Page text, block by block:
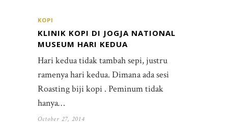
KOPI
KLINIK KOPI DI JOGJA NATIONAL
MUSEUM HARI KEDUA
Hari kedua tidak tambah sepi, justru
ramenya hari kedua. Dimana ada sesi
Roasting biji kopi . Peminum tidak
hanya…
October 27, 2014